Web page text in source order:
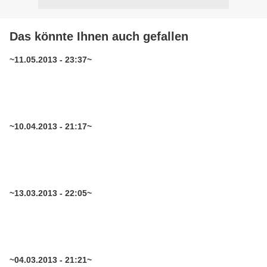
Das könnte Ihnen auch gefallen
~11.05.2013 - 23:37~
~10.04.2013 - 21:17~
~13.03.2013 - 22:05~
~04.03.2013 - 21:21~